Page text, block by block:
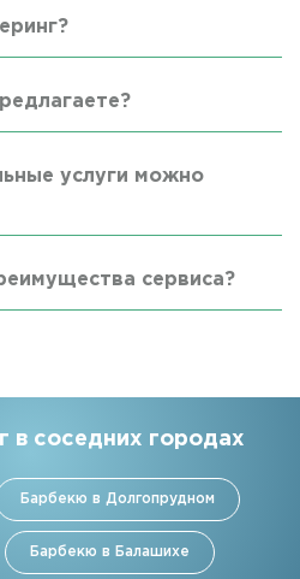
услуги можно
сервиса?
в соседних городах
Барбекю в Долгопрудном
Барбекю в Балашихе